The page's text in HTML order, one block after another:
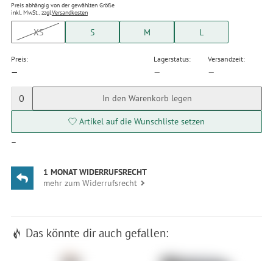
Preis abhängig von der gewählten Größe
inkl. MwSt., zzgl.Versandkosten
XS S M L
Preis:
—
Lagerstatus:
—
Versandzeit:
—
0 In den Warenkorb legen
Artikel auf die Wunschliste setzen
—
1 MONAT WIDERRUFSRECHT
mehr zum Widerrufsrecht
Das könnte dir auch gefallen: